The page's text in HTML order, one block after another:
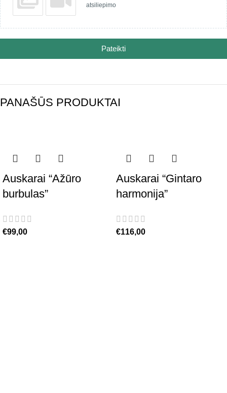
atsiliepimo
Pateikti
PANAŠŪS PRODUKTAI
Auskarai “Ažūro
burbulas”
€99,00
Auskarai “Gintaro
harmonija”
€116,00